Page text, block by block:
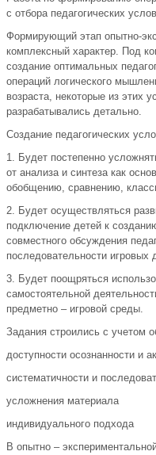
с отбора педагогических
Формирующий этап опытно-
комплексный характер. Под
создание оптимальных
операций логического
возраста, некоторые из этих
разрабатывались детально.
Создание педагогических
1. Будет постепенно
от анализа и синтеза как
обобщению, сравнению,
2. Будет осуществляться
подключение детей к
совместного обсуждения
последовательности игровых
3. Будет поощряться
самостоятельной
предметно – игровой среды.
Задания строились с учетом
доступности осознанности и
систематичности и
усложнения материала
индивидуального подхода
В опытно –